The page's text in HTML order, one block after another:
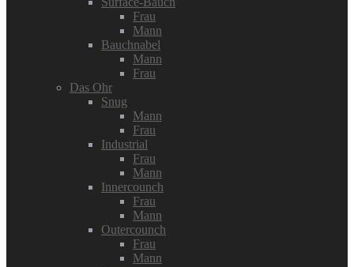
Frau
Mann
Bauchnabel
Mann
Frau
Das Ohr
Snug
Mann
Frau
Industrial
Frau
Mann
Innercounch
Frau
Mann
Outercounch
Frau
Mann